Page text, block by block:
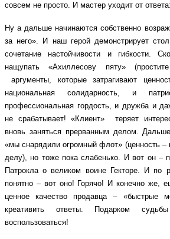
совсем не просто. И мастер уходит от
Ну а дальше начинаются собственно
за него». И наш герой демонстрирует
сочетание настойчивости и гибкости.
нащупать «Ахиллесову пяту»
аргументы, которые затрагивают
национальная солидарность, и
профессиональная гордость, и дружба и
не срабатывает! «Клиент» теряет
вновь заняться прерванным делом.
«мы снарядили огромный флот» (ценность –
делу), но тоже пока слабенько. И вот он –
Патрокла о великом воине Гекторе. И по
понятно – вот оно! Горячо! И конечно же,
ценное качество продавца – «быстрые
креативить ответы. Подарком
воспользоваться!